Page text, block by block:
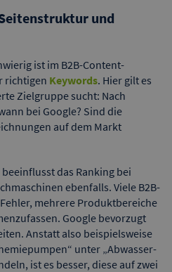
und
ist im B2B-Content-
richtigen Keywords. Hier gilt es
Zielgruppe sucht: Nach
bei Google? Sind die
auf dem Markt
das Ranking bei
ebenfalls. Viele B2B-
mehrere Produktbereiche
Google bevorzugt
Anstatt also beispielsweise
unter „Abwasser-
ist es besser, diese auf zwei